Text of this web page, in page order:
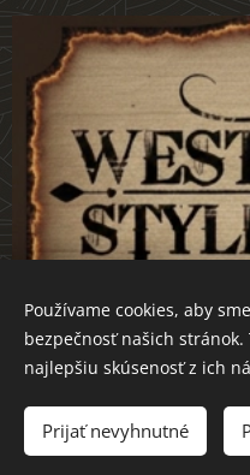
Používame cookies, aby
bezpečnosť našich
najlepšiu skúsenosť z ich
Prijať nevyhnutné